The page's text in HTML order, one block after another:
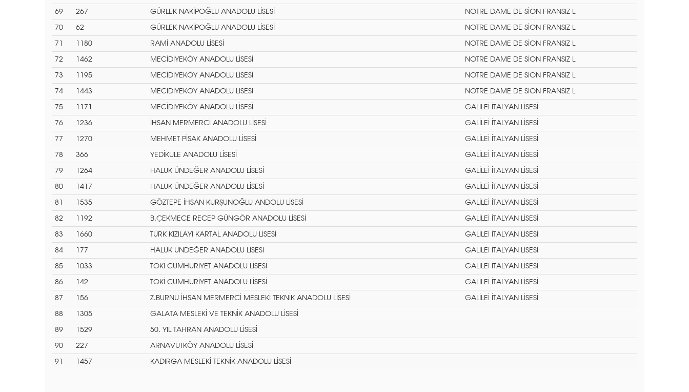
69 267 GÜRLEK NAKİPOĞLU ANADOLU LİSESİ NOTRE DAME DE SİON FRANSIZ L
70 62 GÜRLEK NAKİPOĞLU ANADOLU LİSESİ NOTRE DAME DE SİON FRANSIZ L
71 1180 RAMİ ANADOLU LİSESİ NOTRE DAME DE SİON FRANSIZ L
72 1462 MECİDİYEKÖY ANADOLU LİSESİ NOTRE DAME DE SİON FRANSIZ L
73 1195 MECİDİYEKÖY ANADOLU LİSESİ NOTRE DAME DE SİON FRANSIZ L
74 1443 MECİDİYEKÖY ANADOLU LİSESİ NOTRE DAME DE SİON FRANSIZ L
75 1171 MECİDİYEKÖY ANADOLU LİSESİ GALİLEİ İTALYAN LİSESİ
76 1236 İHSAN MERMERCİ ANADOLU LİSESİ GALİLEİ İTALYAN LİSESİ
77 1270 MEHMET PİSAK ANADOLU LİSESİ GALİLEİ İTALYAN LİSESİ
78 366 YEDİKULE ANADOLU LİSESİ GALİLEİ İTALYAN LİSESİ
79 1264 HALUK ÜNDEĞER ANADOLU LİSESİ GALİLEİ İTALYAN LİSESİ
80 1417 HALUK ÜNDEĞER ANADOLU LİSESİ GALİLEİ İTALYAN LİSESİ
81 1535 GÖZTEPE İHSAN KURŞUNOĞLU ANDOLU LİSESİ GALİLEİ İTALYAN LİSESİ
82 1192 B.ÇEKMECE RECEP GÜNGÖR ANADOLU LİSESİ GALİLEİ İTALYAN LİSESİ
83 1660 TÜRK KIZILAYI KARTAL ANADOLU LİSESİ GALİLEİ İTALYAN LİSESİ
84 177 HALUK ÜNDEĞER ANADOLU LİSESİ GALİLEİ İTALYAN LİSESİ
85 1033 TOKİ CUMHURİYET ANADOLU LİSESİ GALİLEİ İTALYAN LİSESİ
86 142 TOKİ CUMHURİYET ANADOLU LİSESİ GALİLEİ İTALYAN LİSESİ
87 156 Z.BURNU İHSAN MERMERCİ MESLEKİ TEKNİK ANADOLU LİSESİ GALİLEİ İTALYAN LİSESİ
88 1305 GALATA MESLEKİ VE TEKNİK ANADOLU LİSESİ
89 1529 50. YIL TAHRAN ANADOLU LİSESİ
90 227 ARNAVUTKÖY ANADOLU LİSESİ
91 1457 KADIRGA MESLEKİ TEKNİK ANADOLU LİSESİ